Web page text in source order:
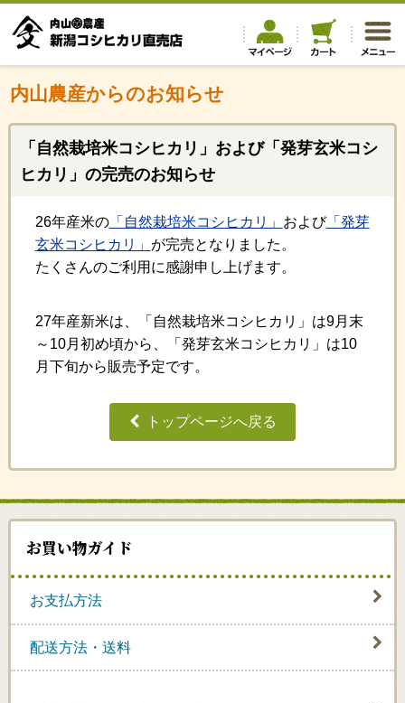
内山農産からのお知らせ
「自然栽培米コシヒカリ」および「発芽玄米コシ
ヒカリ」の完売のお知らせ
26年産米の「自然栽培米コシヒカリ」 および「発芽
玄米コシヒカリ」 が完売となりました。
たくさんのご利用に感謝申し上げます。
27年産新米は、「自然栽培米コシヒカリ」は9月末
～10月初め頃から、「発芽玄米コシヒカリ」は10
月下旬から販売予定です。
トップページへ戻る
お買い物ガイド
お支払方法
配送方法・送料